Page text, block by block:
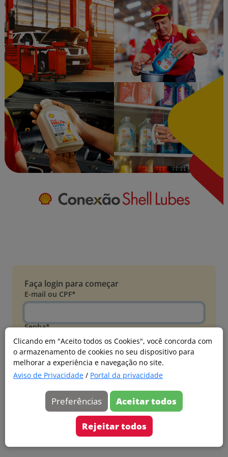
Clicando em "Aceito todos os Cookies", você concorda com
o armazenamento de cookies no seu dispositivo para
melhorar a experiência e navegação no site.
Aviso de Privacidade / Portal da privacidade
Preferências Aceitar todos
Rejeitar todos
Faça login para começar
E-mail ou CPF*
Senha*
Esqueci minha senha
Entrar
Acessar com Microsoft
Ainda não faz parte?
Cadastre-se
Versão 20260805.7